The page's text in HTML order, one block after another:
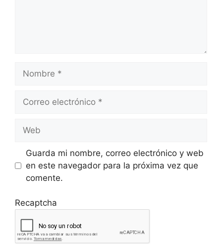
electrónico
Guarda mi nombre, correo electrónico y web
en este navegador para la próxima vez que
comente.
Recaptcha